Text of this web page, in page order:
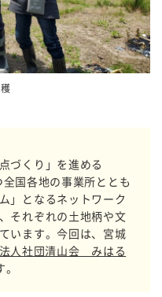
づくり」を進める
国各地の事業所ととも
」となるネットワーク
それぞれの土地柄や文
います。今回は、宮城
人社団清山会 みはる